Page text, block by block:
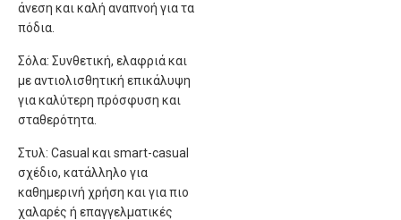
άνεση και καλή αναπνοή για τα
πόδια.
Σόλα: Συνθετική, ελαφριά και
με αντιολισθητική επικάλυψη
για καλύτερη πρόσφυση και
σταθερότητα.
Στυλ: Casual και smart-casual
σχέδιο, κατάλληλο για
καθημερινή χρήση και για πιο
χαλαρές ή επαγγελματικές